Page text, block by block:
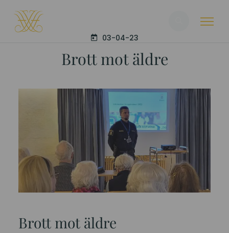
03-04-23
Brott mot äldre
Brott mot äldre